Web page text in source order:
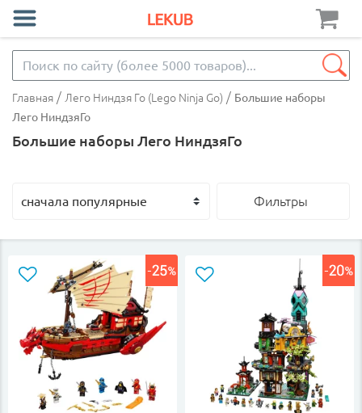
Главная / Лего Ниндзя Го (Lego Ninja Go) / Большие наборы
Лего НиндзяГо
Большие наборы Лего НиндзяГо
Фильтры